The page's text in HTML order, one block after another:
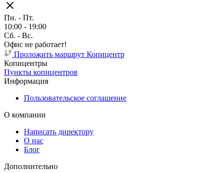
Пн. - Пт.
10:00 - 19:00
Cб. - Вс.
Офис не работает!
Проложить маршрут Копицентр
Копицентры
Пункты копицентров
Информация
Пользовательское соглашение
О компании
Написать директору
О нас
Блог
Дополнительно